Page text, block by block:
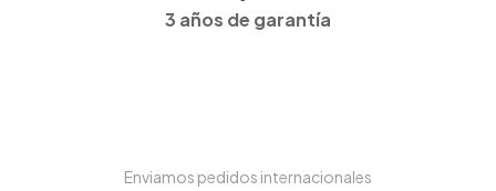
3 años de garantía
Enviamos pedidos internacionales